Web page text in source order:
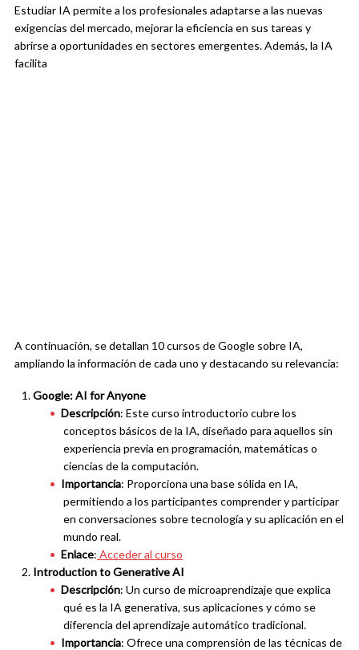
Estudiar IA permite a los profesionales adaptarse a las nuevas
exigencias del mercado, mejorar la eficiencia en sus tareas y
abrirse a oportunidades en sectores emergentes. Además, la IA
facilita
A continuación, se detallan 10 cursos de Google sobre IA,
ampliando la información de cada uno y destacando su relevancia:
Google: AI for Anyone
Descripción: Este curso introductorio cubre los
conceptos básicos de la IA, diseñado para aquellos sin
experiencia previa en programación, matemáticas o
ciencias de la computación.
Importancia: Proporciona una base sólida en IA,
permitiendo a los participantes comprender y participar
en conversaciones sobre tecnología y su aplicación en el
mundo real.
Enlace: Acceder al curso
Introduction to Generative AI
Descripción: Un curso de microaprendizaje que explica
qué es la IA generativa, sus aplicaciones y cómo se
diferencia del aprendizaje automático tradicional.
Importancia: Ofrece una comprensión de las técnicas de